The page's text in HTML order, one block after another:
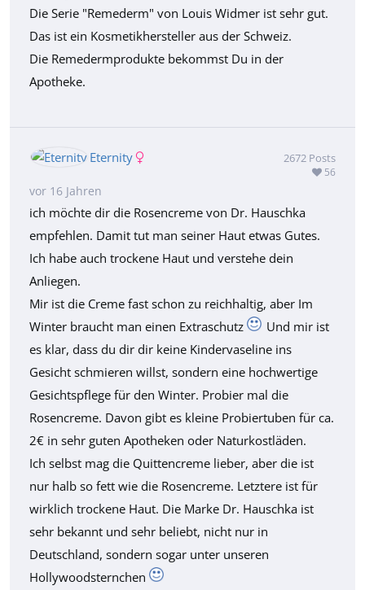
Die Serie "Remederm" von Louis Widmer ist sehr gut.
Das ist ein Kosmetikhersteller aus der Schweiz.
Die Remedermprodukte bekommst Du in der
Apotheke.
Eternity 2672 Posts
56
vor 16 Jahren
ich möchte dir die Rosencreme von Dr. Hauschka
empfehlen. Damit tut man seiner Haut etwas Gutes.
Ich habe auch trockene Haut und verstehe dein
Anliegen.
Mir ist die Creme fast schon zu reichhaltig, aber Im
Winter braucht man einen Extraschutz
Und mir ist
es klar, dass du dir dir keine Kindervaseline ins
Gesicht schmieren willst, sondern eine hochwertige
Gesichtspflege für den Winter. Probier mal die
Rosencreme. Davon gibt es kleine Probiertuben für ca.
2€ in sehr guten Apotheken oder Naturkostläden.
Ich selbst mag die Quittencreme lieber, aber die ist
nur halb so fett wie die Rosencreme. Letztere ist für
wirklich trockene Haut. Die Marke Dr. Hauschka ist
sehr bekannt und sehr beliebt, nicht nur in
Deutschland, sondern sogar unter unseren
Hollywoodsternchen